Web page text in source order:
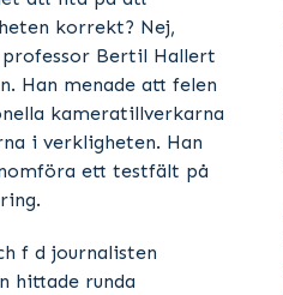
korrekt? Nej,
professor Bertil Hallert
Han menade att felen
kameratillverkarna
i verkligheten. Han
ett testfält på
f d journalisten
hittade runda